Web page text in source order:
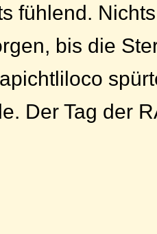
fühlend.
bis die
Der Tag der